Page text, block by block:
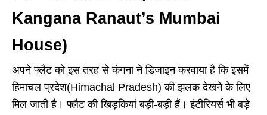
Kangana Ranaut’s Mumbai
House)
अपने फ्लैट को इस तरह से कंगना ने डिजाइन करवाया है कि इसमें
हिमाचल प्रदेश(Himachal Pradesh) की झलक देखने के लिए
मिल जाती है। फ्लैट की खिड़कियां बड़ी-बड़ी हैं। इंटीरियर्स भी बड़े